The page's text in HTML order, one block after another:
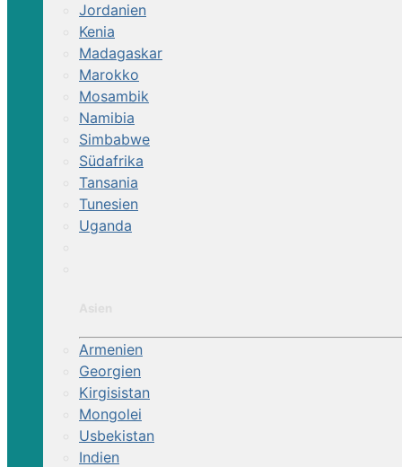
Jordanien
Kenia
Madagaskar
Marokko
Mosambik
Namibia
Simbabwe
Südafrika
Tansania
Tunesien
Uganda
Armenien
Georgien
Kirgisistan
Mongolei
Usbekistan
Indien